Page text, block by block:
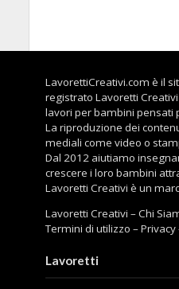
LavorettiCreativi.com è il
registrato Lavoretti
lavori per bambini pensati
La riproduzione dei
mediali come video o
Dal 2012 aiutiamo
crescere i loro bambini
Lavoretti Creativi è un
Lavoretti Creativi –Chi
Termini di utilizzo –Privacy
Lavoretti